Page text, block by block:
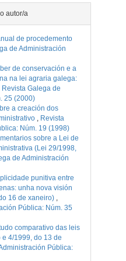
autor/a
de procedemento
de Administración
de conservación e a
na lei agraria galega:
Revista Galega de
25 (2000)
a creación dos
Revista
Núm. 19 (1998)
sobre a Lei de
(Lei 29/1998,
de Administración
punitiva entre
unha nova visión
16 de xaneiro)
Pública: Núm. 35
comparativo das leis
4/1999, do 13 de
Pública: